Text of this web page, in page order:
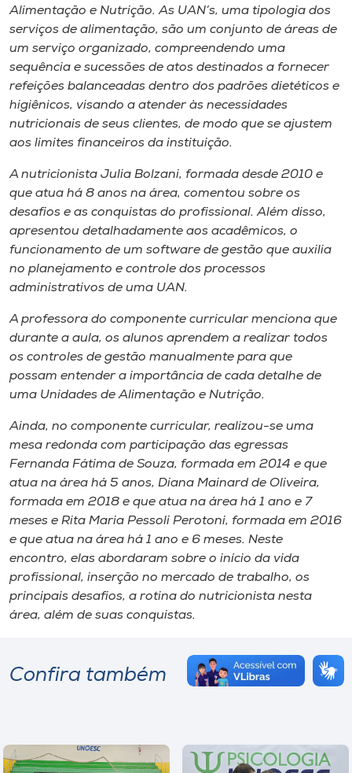
Alimentação e Nutrição. As UAN’s, uma tipologia dos
serviços de alimentação, são um conjunto de áreas de
um serviço organizado, compreendendo uma
sequência e sucessões de atos destinados a fornecer
refeições balanceadas dentro dos padrões dietéticos e
higiênicos, visando a atender às necessidades
nutricionais de seus clientes, de modo que se ajustem
aos limites financeiros da instituição.
A nutricionista Julia Bolzani, formada desde 2010 e
que atua há 8 anos na área, comentou sobre os
desafios e as conquistas do profissional. Além disso,
apresentou detalhadamente aos acadêmicos, o
funcionamento de um software de gestão que auxilia
no planejamento e controle dos processos
administrativos de uma UAN.
A professora do componente curricular menciona que
durante a aula, os alunos aprendem a realizar todos
os controles de gestão manualmente para que
possam entender a importância de cada detalhe de
uma Unidades de Alimentação e Nutrição.
Ainda, no componente curricular, realizou-se uma
mesa redonda com participação das egressas
Fernanda Fátima de Souza, formada em 2014 e que
atua na área há 5 anos, Diana Mainard de Oliveira,
formada em 2018 e que atua na área há 1 ano e 7
meses e Rita Maria Pessoli Perotoni, formada em 2016
e que atua na área há 1 ano e 6 meses. Neste
encontro, elas abordaram sobre o início da vida
profissional, inserção no mercado de trabalho, os
principais desafios, a rotina do nutricionista nesta
área, além de suas conquistas.
Confira também